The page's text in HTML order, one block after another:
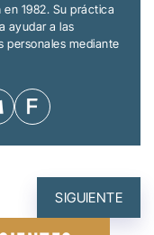
1982. Su práctica
ayudar a las
personales mediante
SIGUIENTE